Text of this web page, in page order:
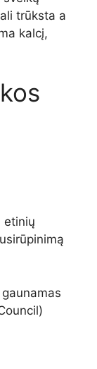
trūksta a
kalcį,
etinių